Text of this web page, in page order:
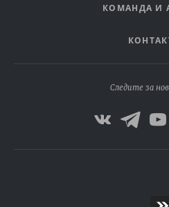
КОМАНДА И
Следите за